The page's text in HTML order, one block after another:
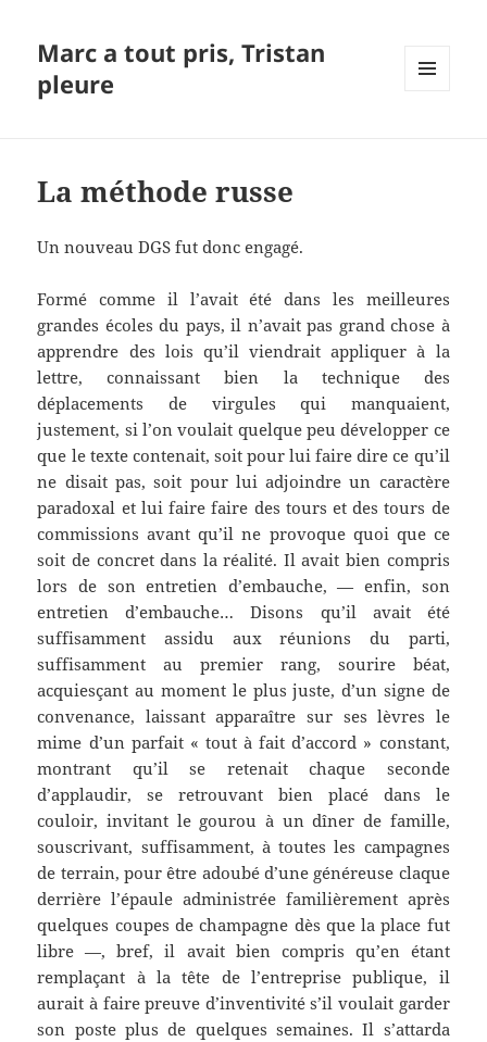
Marc a tout pris, Tristan
pleure
La méthode russe
Un nouveau DGS fut donc engagé.
Formé comme il l’avait été dans les meilleures
grandes écoles du pays, il n’avait pas grand chose à
apprendre des lois qu’il viendrait appliquer à la
lettre, connaissant bien la technique des
déplacements de virgules qui manquaient,
justement, si l’on voulait quelque peu développer ce
que le texte contenait, soit pour lui faire dire ce qu’il
ne disait pas, soit pour lui adjoindre un caractère
paradoxal et lui faire faire des tours et des tours de
commissions avant qu’il ne provoque quoi que ce
soit de concret dans la réalité. Il avait bien compris
lors de son entretien d’embauche, — enfin, son
entretien d’embauche… Disons qu’il avait été
suffisamment assidu aux réunions du parti,
suffisamment au premier rang, sourire béat,
acquiesçant au moment le plus juste, d’un signe de
convenance, laissant apparaître sur ses lèvres le
mime d’un parfait « tout à fait d’accord » constant,
montrant qu’il se retenait chaque seconde
d’applaudir, se retrouvant bien placé dans le
couloir, invitant le gourou à un dîner de famille,
souscrivant, suffisamment, à toutes les campagnes
de terrain, pour être adoubé d’une généreuse claque
derrière l’épaule administrée familièrement après
quelques coupes de champagne dès que la place fut
libre —, bref, il avait bien compris qu’en étant
remplaçant à la tête de l’entreprise publique, il
aurait à faire preuve d’inventivité s’il voulait garder
son poste plus de quelques semaines. Il s’attarda